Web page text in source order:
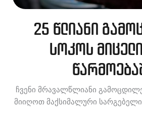
25 წლიანი
სოკოს
ჩვენი მრავალწლიანი
მიიღოთ მაქსიმალური სარგებელი